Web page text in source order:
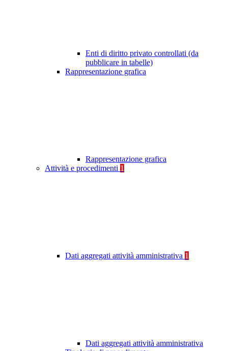
Enti di diritto privato controllati (da
pubblicare in tabelle)
Rappresentazione grafica
Rappresentazione grafica
Attività e procedimenti 1
Dati aggregati attività amministrativa 1
Dati aggregati attività amministrativa